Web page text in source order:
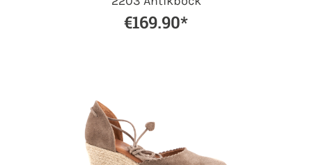
€169.90*